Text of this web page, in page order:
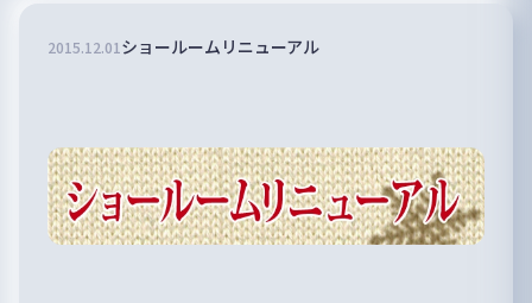
2015.12.01 ショールームリニューアル